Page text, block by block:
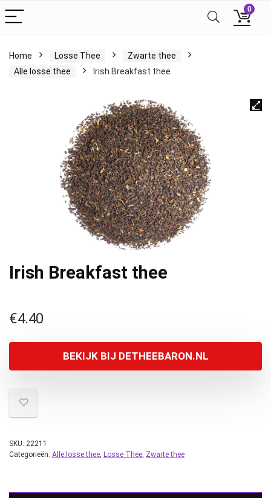
0
Home Losse Thee
Zwarte thee
Alle losse thee
Irish Breakfast thee
Irish Breakfast thee
€4.40
BEKIJK BIJ DETHEEBARON.NL
SKU: 22211
Categorieën: Alle losse thee, Losse Thee, Zwarte thee